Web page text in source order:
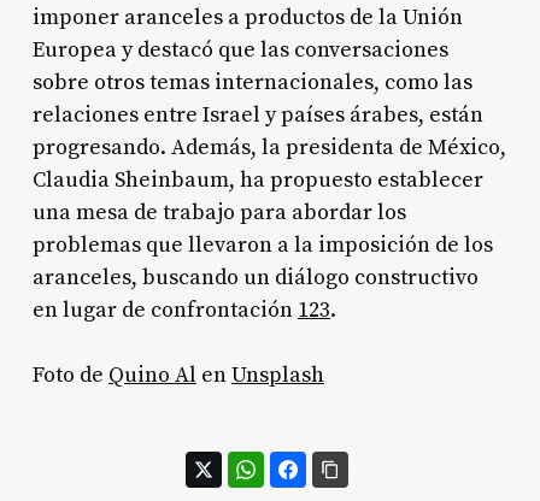
imponer aranceles a productos de la Unión
Europea y destacó que las conversaciones
sobre otros temas internacionales, como las
relaciones entre Israel y países árabes, están
progresando. Además, la presidenta de México,
Claudia Sheinbaum, ha propuesto establecer
una mesa de trabajo para abordar los
problemas que llevaron a la imposición de los
aranceles, buscando un diálogo constructivo
en lugar de confrontación 123.
Foto de Quino AlenUnsplash